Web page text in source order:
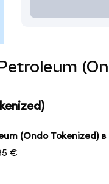
Petroleum
(Ondo Tokenized) в
€